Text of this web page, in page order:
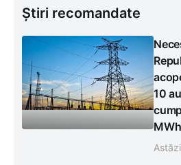
Știri recomandate
10
MWh